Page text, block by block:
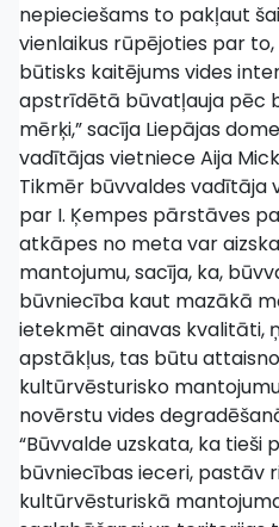
nepieciešams to pakļaut
vienlaikus rūpējoties par
būtisks kaitējums vides
apstrīdētā būvatļauja pēc
mērķi,” sacīja Liepājas
vadītājas vietniece Aija
Tikmēr būvvaldes vadītāja
par I. Ķempes pārstāves
atkāpes no meta var
mantojumu, sacīja, ka,
būvniecība kaut mazākā
ietekmēt ainavas kvalitāti,
apstākļus, tas būtu
kultūrvēsturisko
novērstu vides
“Būvvalde uzskata, ka tieši
būvniecības ieceri, pastāv
kultūrvēsturiskā